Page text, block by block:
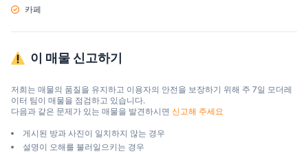
카페
이 매물 신고하기
저희는 매물의 품질을 유지하고 이용자의 안전을 보장하기 위해 주 7일 모더레
이터 팀이 매물을 점검하고 있습니다.
다음과 같은 문제가 있는 매물을 발견하시면 신고해 주세요
게시된 방과 사진이 일치하지 않는 경우
설명이 오해를 불러일으키는 경우